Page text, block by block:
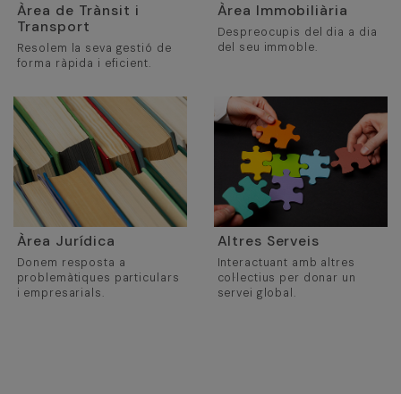
Àrea de Trànsit i
Transport
Resolem la seva gestió de
forma ràpida i eficient.
Àrea Immobiliària
Despreocupis del dia a dia
del seu immoble.
Àrea Jurídica
Donem resposta a
problemàtiques particulars
i empresarials.
Altres Serveis
Interactuant amb altres
col·lectius per donar un
servei global.